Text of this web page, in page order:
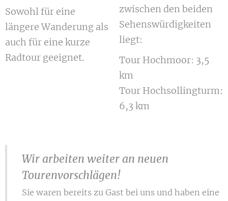
Sowohl für eine
längere Wanderung als
auch für eine kurze
Radtour geeignet.
zwischen den beiden
Sehenswürdigkeiten
liegt:
Tour Hochmoor: 3,5
km
Tour Hochsollingturm:
6,3 km
Wir arbeiten weiter an neuen
Tourenvorschlägen!
Sie waren bereits zu Gast bei uns und haben eine